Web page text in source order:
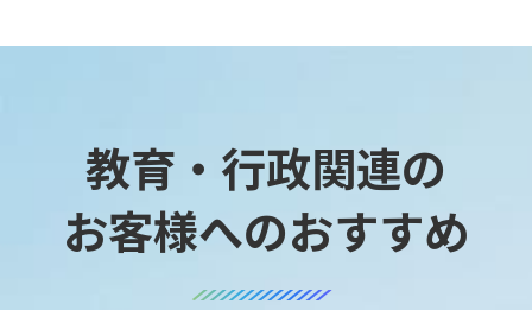
教育・行政関連の
お客様へのおすすめ